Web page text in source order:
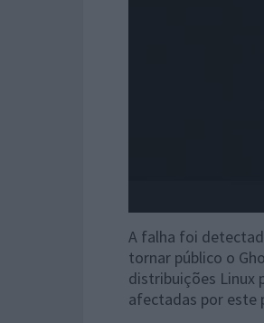
A falha foi
tornar público o
distribuições Linux
afectadas por este